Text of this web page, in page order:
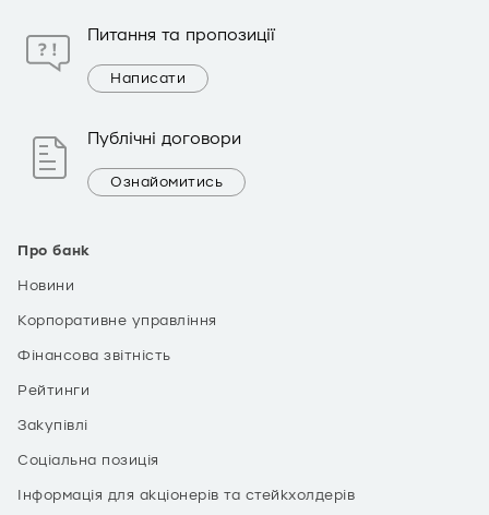
Про банк
Новини
Корпоративне управління
Фінансова звітність
Рейтинги
Закупівлі
Соціальна позиція
Інформація для акціонерів та стейкхолдерів
Питання та пропозиції
Написати
Публічні договори
Ознайомитись